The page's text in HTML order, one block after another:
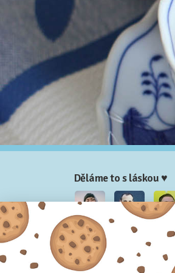
Děláme to s láskou ♥
Nela Josef Honza